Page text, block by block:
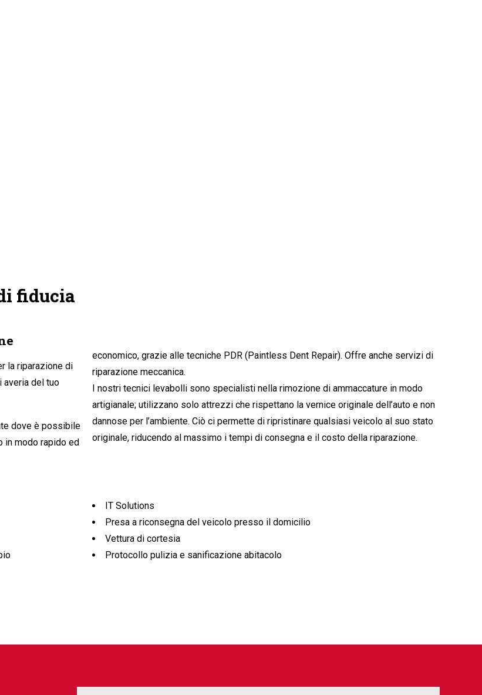
fiducia
la riparazione di
averia del tuo
dove è possibile
economico, grazie alle tecniche PDR (Paintless Dent Repair). Offre anche servizi di
riparazione meccanica.
I nostri tecnici levabolli sono specialisti nella rimozione di ammaccature in modo
artigianale; utilizzano solo attrezzi che rispettano la vernice originale dell’auto e non
dannose per l’ambiente. Ciò ci permette di ripristinare qualsiasi veicolo al suo stato
originale, riducendo al massimo i tempi di consegna e il costo della riparazione.
IT Solutions
Presa a riconsegna del veicolo presso il domicilio
Vettura di cortesia
Protocollo pulizia e sanificazione abitacolo